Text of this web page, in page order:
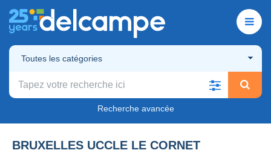
Toutes les catégories
Recherche avancée
BRUXELLES UCCLE LE CORNET